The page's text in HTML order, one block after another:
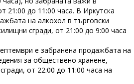
21:00 до 11:00 часа. В Иркутска
на алкохол в търговски
сгради, от 21:00 до 9:00 часа
е забранена продажбата на
за обществено хранене,
от 22:00 до 11:00 часа на